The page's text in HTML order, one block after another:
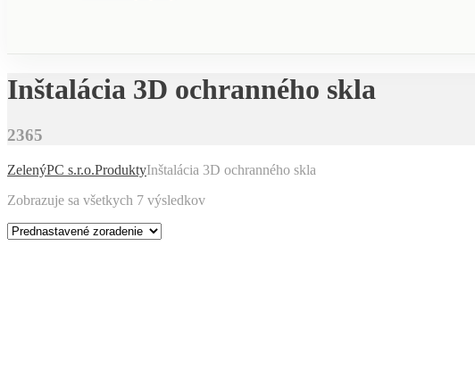
Inštalácia 3D ochranného skla
2365
ZelenýPC s.r.o.ProduktyInštalácia 3D ochranného skla
Zobrazuje sa všetkych 7 výsledkov